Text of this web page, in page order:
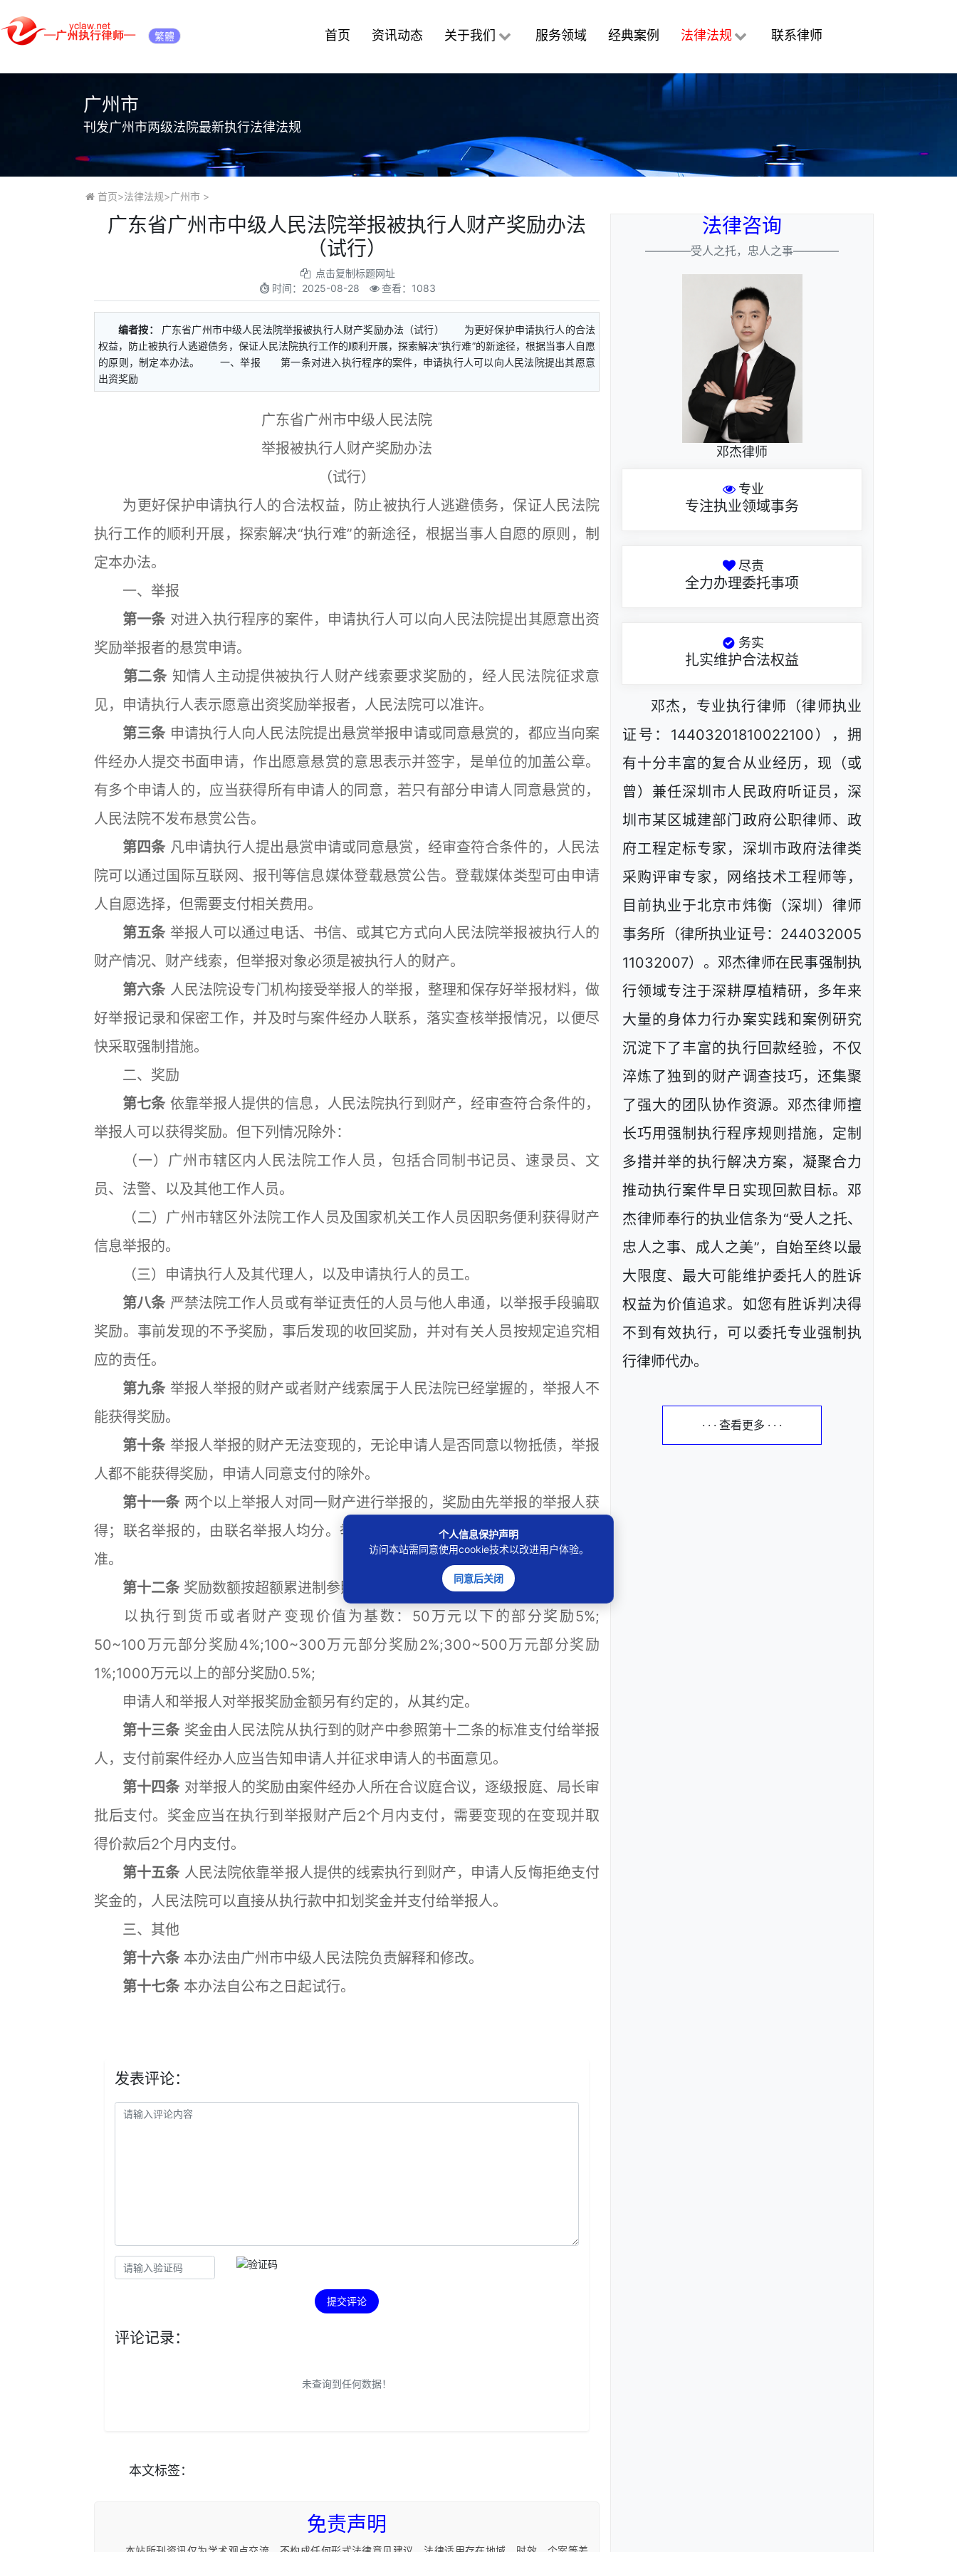
繁體 首页 资讯动态 关于我们 服务领域 经典案例 法律法规 联系律师
广州市
刊发广州市两级法院最新执行法律法规
首页>法律法规>广州市>
广东省广州市中级人民法院举报被执行人财产奖励办法
（试行）
点击复制标题网址
时间： 2025-08-28 查看：1083
编者按：
广东省广州市中级人民法院举报被执行人财产奖励办法（试行） 为更好保护申请执行人的合法
权益，防止被执行人逃避债务，保证人民法院执行工作的顺利开展，探索解决“执行难”的新途径，根据当事人自愿
的原则，制定本办法。 一、举报 第一条对进入执行程序的案件，申请执行人可以向人民法院提出其愿意
出资奖励
广东省广州市中级人民法院
举报被执行人财产奖励办法
（试行）
为更好保护申请执行人的合法权益，防止被执行人逃避债务，保证人民法院
执行工作的顺利开展，探索解决“执行难”的新途径，根据当事人自愿的原则，制
定本办法。
一、举报
第一条 对进入执行程序的案件，申请执行人可以向人民法院提出其愿意出资
奖励举报者的悬赏申请。
第二条 知情人主动提供被执行人财产线索要求奖励的，经人民法院征求意
见，申请执行人表示愿意出资奖励举报者，人民法院可以准许。
第三条 申请执行人向人民法院提出悬赏举报申请或同意悬赏的，都应当向案
件经办人提交书面申请，作出愿意悬赏的意思表示并签字，是单位的加盖公章。
有多个申请人的，应当获得所有申请人的同意，若只有部分申请人同意悬赏的，
人民法院不发布悬赏公告。
第四条 凡申请执行人提出悬赏申请或同意悬赏，经审查符合条件的，人民法
院可以通过国际互联网、报刊等信息媒体登载悬赏公告。登载媒体类型可由申请
人自愿选择，但需要支付相关费用。
第五条 举报人可以通过电话、书信、或其它方式向人民法院举报被执行人的
财产情况、财产线索，但举报对象必须是被执行人的财产。
第六条 人民法院设专门机构接受举报人的举报，整理和保存好举报材料，做
好举报记录和保密工作，并及时与案件经办人联系，落实查核举报情况，以便尽
快采取强制措施。
二、奖励
第七条 依靠举报人提供的信息，人民法院执行到财产，经审查符合条件的，
举报人可以获得奖励。但下列情况除外：
（一）广州市辖区内人民法院工作人员，包括合同制书记员、速录员、文
员、法警、以及其他工作人员。
（二）广州市辖区外法院工作人员及国家机关工作人员因职务便利获得财产
信息举报的。
（三）申请执行人及其代理人，以及申请执行人的员工。
第八条 严禁法院工作人员或有举证责任的人员与他人串通，以举报手段骗取
奖励。事前发现的不予奖励，事后发现的收回奖励，并对有关人员按规定追究相
应的责任。
第九条 举报人举报的财产或者财产线索属于人民法院已经掌握的，举报人不
能获得奖励。
第十条 举报人举报的财产无法变现的，无论申请人是否同意以物抵债，举报
人都不能获得奖励，申请人同意支付的除外。
第十一条 两个以上举报人对同一财产进行举报的，奖励由先举报的举报人获
得；联名举报的，由联名举报人均分。举报的时间以人民法院接到举报的登记为
准。
第十二条 奖励数额按超额累进制参照以下标准计算：
以执行到货币或者财产变现价值为基数：50万元以下的部分奖励5%;
50~100万元部分奖励4%;100~300万元部分奖励2%;300~500万元部分奖励
1%;1000万元以上的部分奖励0.5%;
申请人和举报人对举报奖励金额另有约定的，从其约定。
第十三条 奖金由人民法院从执行到的财产中参照第十二条的标准支付给举报
人，支付前案件经办人应当告知申请人并征求申请人的书面意见。
第十四条 对举报人的奖励由案件经办人所在合议庭合议，逐级报庭、局长审
批后支付。奖金应当在执行到举报财产后2个月内支付，需要变现的在变现并取
得价款后2个月内支付。
第十五条 人民法院依靠举报人提供的线索执行到财产，申请人反悔拒绝支付
奖金的，人民法院可以直接从执行款中扣划奖金并支付给举报人。
三、其他
第十六条 本办法由广州市中级人民法院负责解释和修改。
第十七条 本办法自公布之日起试行。
发表评论：
提交评论
评论记录：
未查询到任何数据！
本文标签：
免责声明
法律咨询
————受人之托，忠人之事————
邓杰律师
专业
专注执业领域事务
尽责
全力办理委托事项
务实
扎实维护合法权益
邓杰，专业执行律师（律师执业
证号：14403201810022100），拥
有十分丰富的复合从业经历，现（或
曾）兼任深圳市人民政府听证员，深
圳市某区城建部门政府公职律师、政
府工程定标专家，深圳市政府法律类
采购评审专家，网络技术工程师等，
目前执业于北京市炜衡（深圳）律师
事务所（律所执业证号：244032005
11032007）。邓杰律师在民事强制执
行领域专注于深耕厚植精研，多年来
大量的身体力行办案实践和案例研究
沉淀下了丰富的执行回款经验，不仅
淬炼了独到的财产调查技巧，还集聚
了强大的团队协作资源。邓杰律师擅
长巧用强制执行程序规则措施，定制
多措并举的执行解决方案，凝聚合力
推动执行案件早日实现回款目标。邓
杰律师奉行的执业信条为“受人之托、
忠人之事、成人之美”，自始至终以最
大限度、最大可能维护委托人的胜诉
权益为价值追求。如您有胜诉判决得
不到有效执行，可以委托专业强制执
行律师代办。
· · · 查看更多 · · ·
个人信息保护声明
访问本站需同意使用cookie技术以改进用户体验。
同意后关闭